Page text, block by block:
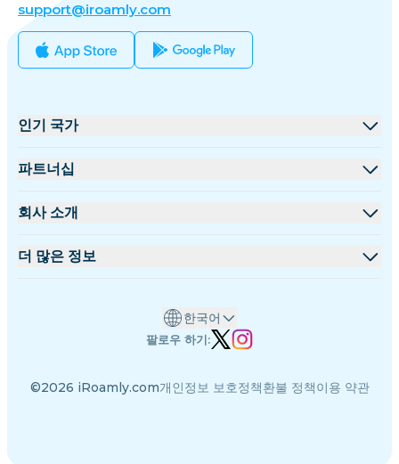
support@iroamly.com
인기 국가
미국
프랑스
인도
파트너십
도매 플랫폼
회사 소개
iRoamly 소개
더 많은 정보
저자 팀
©2026 iRoamly.com개인정보 보호정책환불 정책이용 약관
한국어
팔로우 하기: